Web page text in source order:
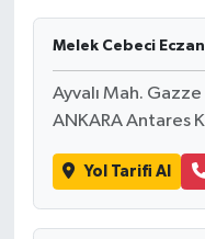
Melek Cebeci
Ayvalı Mah.
ANKARA Antares
Yol Tarifi Al